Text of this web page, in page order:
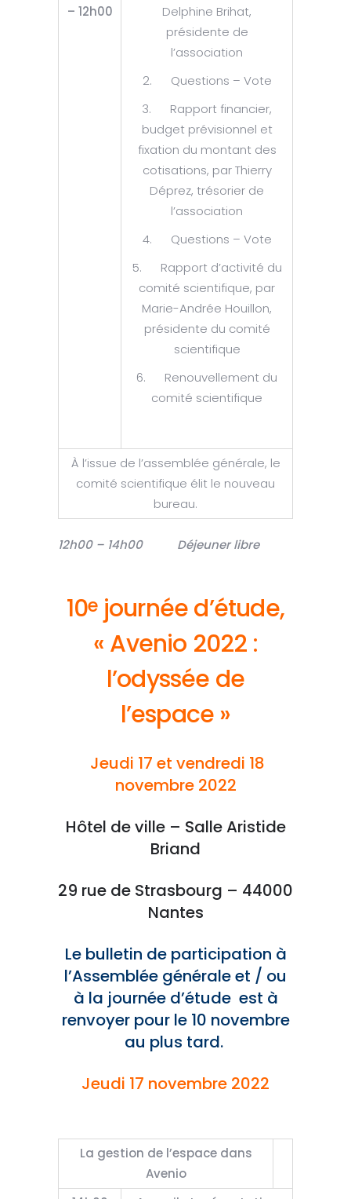
– 12h00
Delphine Brihat,
présidente de
l’association
2. Questions – Vote
3. Rapport financier,
budget prévisionnel et
fixation du montant des
cotisations, par Thierry
Déprez, trésorier de
l’association
4. Questions – Vote
5. Rapport d’activité du
comité scientifique, par
Marie-Andrée Houillon,
présidente du comité
scientifique
6. Renouvellement du
comité scientifique
À l’issue de l’assemblée générale, le
comité scientifique élit le nouveau
bureau.
12h00 – 14h00 Déjeuner libre
10ejournée d’étude,
« Avenio 2022 :
l’odyssée de
l’espace »
Jeudi 17 et vendredi 18
novembre 2022
Hôtel de ville – Salle Aristide
Briand
29 rue de Strasbourg – 44000
Nantes
Le bulletin de participation à
l’Assemblée générale et / ou
à la journée d’étude est à
renvoyer pour le 10 novembre
au plus tard.
Jeudi 17 novembre 2022
La gestion de l’espace dans
Avenio